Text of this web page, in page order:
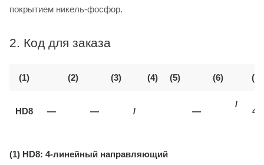
покрытием никель-фосфор.
2. Код для заказа
(1) (2) (3) (4) (5) (6) (7)
HD8 — — / —
/
40
(1) HD8: 4-линейный направляющий